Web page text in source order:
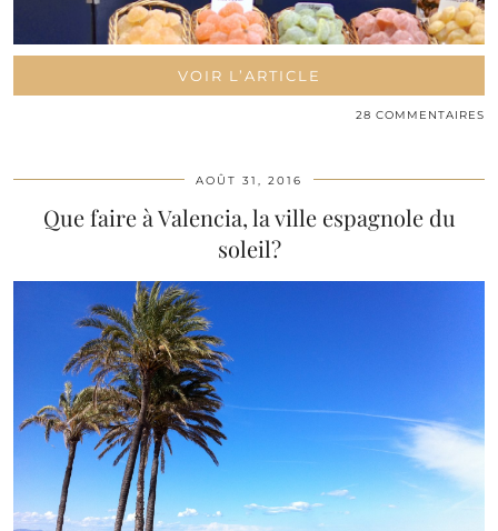
VOIR L’ARTICLE
28 COMMENTAIRES
AOÛT 31, 2016
Que faire à Valencia, la ville espagnole du
soleil?